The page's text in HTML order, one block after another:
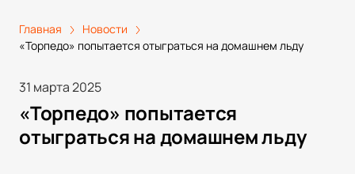
Главная
Новости
«Торпедо» попытается отыграться на домашнем льду
31 марта 2025
«Торпедо» попытается
отыграться на домашнем льду